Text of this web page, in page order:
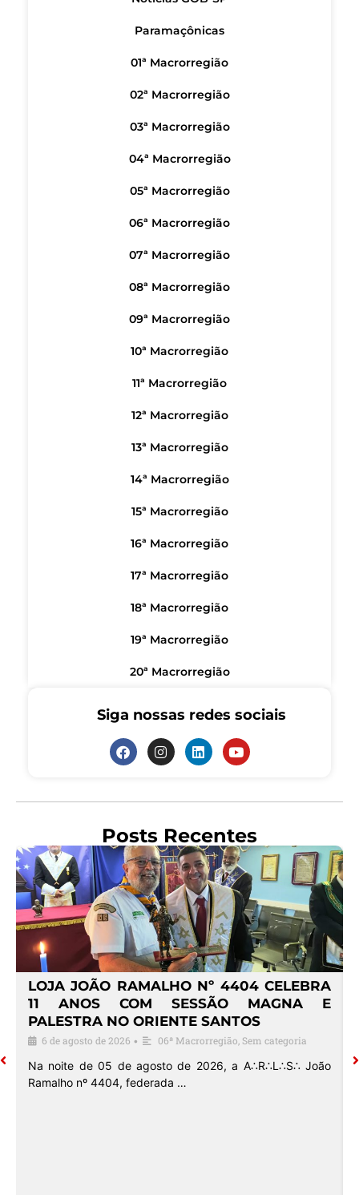
Paramaçônicas
01ª Macrorregião
02ª Macrorregião
03ª Macrorregião
04ª Macrorregião
05ª Macrorregião
06ª Macrorregião
07ª Macrorregião
08ª Macrorregião
09ª Macrorregião
10ª Macrorregião
11ª Macrorregião
12ª Macrorregião
13ª Macrorregião
14ª Macrorregião
15ª Macrorregião
16ª Macrorregião
17ª Macrorregião
18ª Macrorregião
19ª Macrorregião
20ª Macrorregião
Siga nossas redes sociais
Posts Recentes
LOJA JOÃO RAMALHO Nº 4404 CELEBRA
11 ANOS COM SESSÃO MAGNA E
PALESTRA NO ORIENTE SANTOS
6 de agosto de 2026 • 06ª Macrorregião, Sem categoria
Na noite de 05 de agosto de 2026, a A∴R∴L∴S∴ João
Ramalho nº 4404, federada …